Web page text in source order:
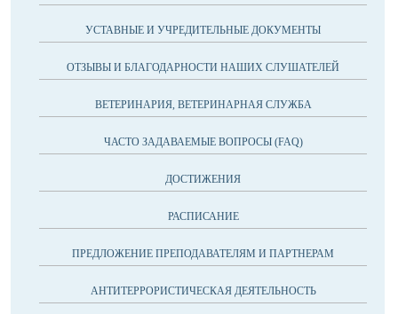
УСТАВНЫЕ И УЧРЕДИТЕЛЬНЫЕ ДОКУМЕНТЫ
ОТЗЫВЫ И БЛАГОДАРНОСТИ НАШИХ СЛУШАТЕЛЕЙ
ВЕТЕРИНАРИЯ, ВЕТЕРИНАРНАЯ СЛУЖБА
ЧАСТО ЗАДАВАЕМЫЕ ВОПРОСЫ (FAQ)
ДОСТИЖЕНИЯ
РАСПИСАНИЕ
ПРЕДЛОЖЕНИЕ ПРЕПОДАВАТЕЛЯМ И ПАРТНЕРАМ
АНТИТЕРРОРИСТИЧЕСКАЯ ДЕЯТЕЛЬНОСТЬ